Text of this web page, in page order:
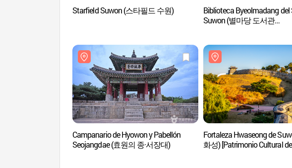
Starfield Suwon (스타필드 수원)
Biblioteca Byeolmadang del
Suwon (별마당 도서관
Campanario de Hyowon y Pabellón
Seojangdae (효원의 종·서장대)
Fortaleza Hwaseong de
화성) [Patrimonio Cultural